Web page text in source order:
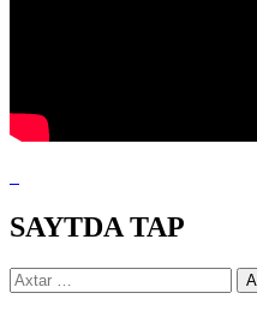
SAYTDA TAP
Axtarış: